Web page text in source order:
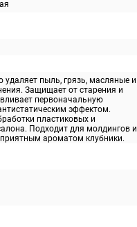
удаляет пыль, грязь, масляные и
Защищает от старения и
первоначальную
эффектом.
пластиковых и
Подходит для молдингов и
ароматом клубники.